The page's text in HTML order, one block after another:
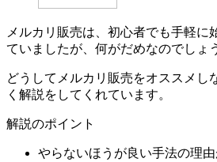
メルカリ販売は、初心者でも手軽に
ていましたが、何がだめなのでしょ
どうしてメルカリ販売をオススメし
く解説をしてくれています。
解説のポイント
やらないほうが良い手法の理